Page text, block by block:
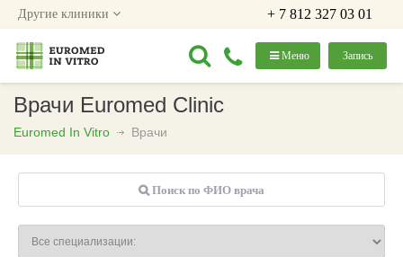
+ 7 812 327 03 01
Другие клиники
Запись
Меню
Врачи Euromed Clinic
Euromed In Vitro Врачи